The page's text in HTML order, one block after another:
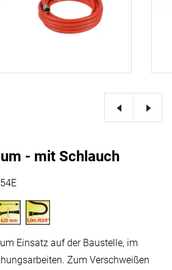
- mit Schlauch
Einsatz auf der Baustelle, im
Zum Verschweißen